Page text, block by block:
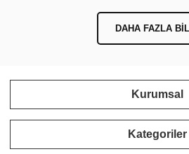
DAHA FAZLA
Kurumsal
Kategoriler